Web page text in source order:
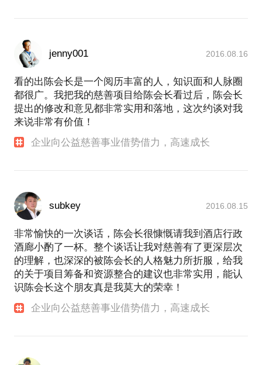
jenny001 2016.08.16
看的出陈会长是一个阅历丰富的人，知识面和人脉圈
都很广。我把我的慈善项目给陈会长看过后，陈会长
提出的修改和意见都非常实用和落地，这次约谈对我
来说非常有价值！
企业向公益慈善事业借势借力，高速成长
subkey 2016.08.15
非常愉快的一次谈话，陈会长很慷慨请我到酒店行政
酒廊小酌了一杯。整个谈话让我对慈善有了更深层次
的理解，也深深的被陈会长的人格魅力所折服，给我
的关于项目筹备和资源整合的建议也非常实用，能认
识陈会长这个朋友真是我莫大的荣幸！
企业向公益慈善事业借势借力，高速成长